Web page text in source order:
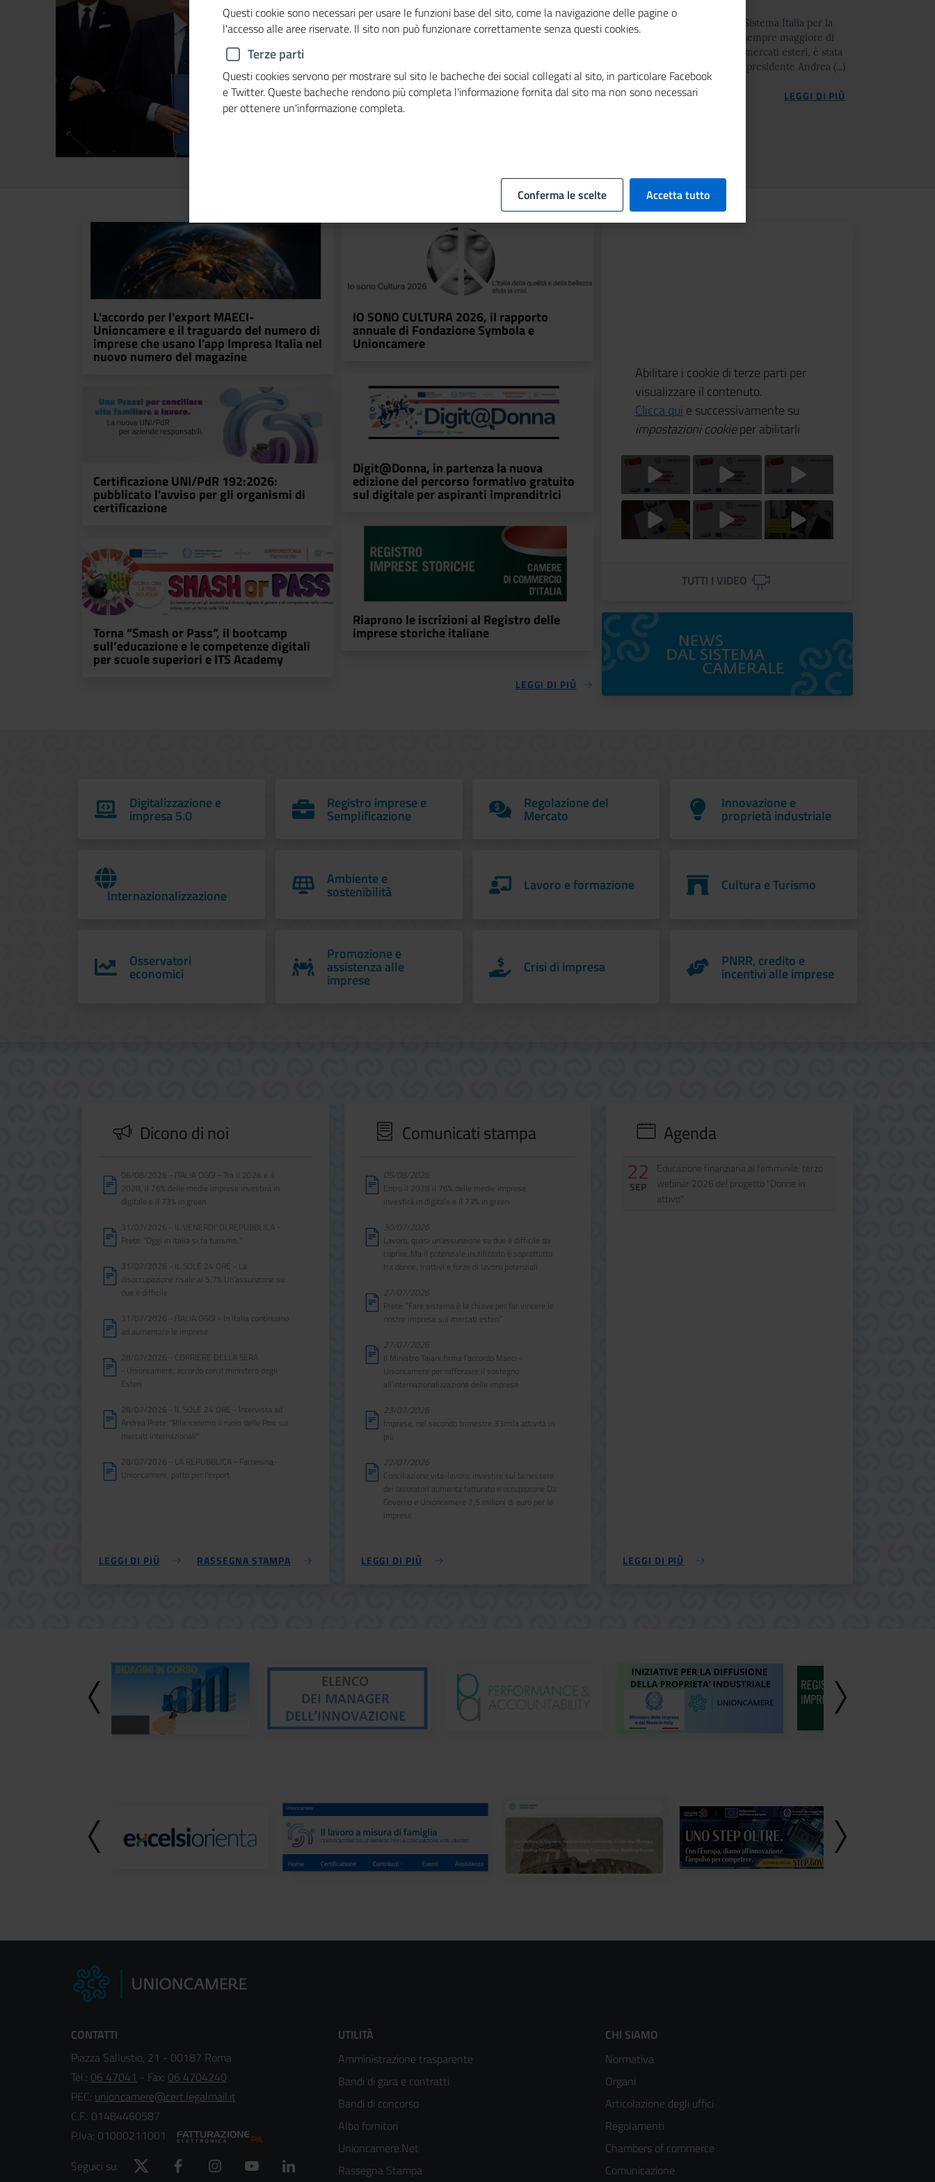
L’intesa, che riconosce Unioncamere tra gli attori del Sistema Italia per la
crescita dell’export e punta a coinvolgere un numero sempre maggiore di
imprese nei percorsi di accesso e consolidamento sui mercati esteri, è stata
firmata dal ministro degli Esteri, Antonio Tajani, e dal presidente Andrea (...)
LEGGI DI PIÙ
Abilitare i cookie di terze parti per
visualizzare il contenuto.
Clicca qui e successivamente su
impostazioni cookieper abilitarli
Titolo Video Titolo Video Titolo Video
Titolo Video Titolo Video Titolo Video
TUTTI I VIDEO
L'accordo per l'export MAECI-
Unioncamere e il traguardo del numero di
imprese che usano l'app Impresa Italia nel
nuovo numero del magazine
Certificazione UNI/PdR 192:2026:
pubblicato l'avviso per gli organismi di
certificazione
Torna “Smash or Pass”, il bootcamp
sull’educazione e le competenze digitali
per scuole superiori e ITS Academy
IO SONO CULTURA 2026, il rapporto
annuale di Fondazione Symbola e
Unioncamere
Digit@Donna, in partenza la nuova
edizione del percorso formativo gratuito
sul digitale per aspiranti imprenditrici
Riaprono le iscrizioni al Registro delle
imprese storiche italiane
LEGGI DI PIÙ
Digitalizzazione e
impresa 5.0
Registro imprese e
Semplificazione
Regolazione del
Mercato
Innovazione e
proprietà industriale
Internazionalizzazione
Ambiente e
sostenibilità Lavoro e formazione Cultura e Turismo
Osservatori
economici
Promozione e
assistenza alle
imprese
Crisi di impresa PNRR, credito e
incentivi alle imprese
Dicono di noi
06/08/2026 - ITALIA OGGI - Tra il 2026 e il
2028, il 76% delle medie imprese investirà in
digitale e il 73% in green
31/07/2026 - IL VENERDI' DI REPUBBLICA -
Prete: "Oggi in Italia si fa turismo..."
31/07/2026 - IL SOLE 24 ORE - La
disoccupazione risale al 5,7% Un'assunzione su
due è difficile
31/07/2026 - ITALIA OGGI - In Italia continuano
ad aumentare le imprese
28/07/2026 - CORRIERE DELLA SERA
- Unioncamere, accordo con il ministero degli
Esteri
28/07/2026 - IL SOLE 24 ORE - Intervista ad
Andrea Prete: "Rilanceremo il ruolo delle Pmi sui
mercati internazionali"
28/07/2026 - LA REPUBBLICA - Farnesina-
Unioncamere, patto per l'export
LEGGI DI PIÙ RASSEGNA STAMPA
Comunicati stampa
05/08/2026
Entro il 2028 il 76% delle medie imprese
investirà in digitale e il 73% in green
30/07/2026
Lavoro, quasi un'assunzione su due è difficile da
coprire. Ma il potenziale inutilizzato è soprattutto
tra donne, inattivi e forze di lavoro potenziali
27/07/2026
Prete: “Fare sistema è la chiave per far vincere le
nostre imprese sui mercati esteri”
27/07/2026
Il Ministro Tajani firma l’accordo Maeci–
Unioncamere per rafforzare il sostegno
all’internazionalizzazione delle imprese
23/07/2026
Imprese, nel secondo trimestre 33mila attività in
più
22/07/2026
Conciliazione vita-lavoro: investire sul benessere
dei lavoratori aumenta fatturato e occupazione Da
Governo e Unioncamere 7,5 milioni di euro per le
imprese
LEGGI DI PIÙ
Agenda
Data Evento
22
SEP
Educazione finanziaria al femminile: terzo
webinar 2026 del progetto "Donne in
attivo"
LEGGI DI PIÙ
CONTATTI
Piazza Sallustio, 21 - 00187 Roma
Tel.: 06 47041 - Fax: 06 4704240
PEC: unioncamere@cert.legalmail.it
C.F.: 01484460587
P.Iva: 01000211001
Seguici su:
Twitter Facebook Instagram YouTube
Footer
menù
colonna
2
UTILITÀ
Amministrazione trasparente
Bandi di gara e contratti
Bandi di concorso
Albo fornitori
Unioncamere.Net
Rassegna Stampa
Footer
menù
colonna
3
CHI SIAMO
Normativa
Organi
Articolazione degli uffici
Regolamenti
Chambers of commerce
Comunicazione
Questi cookie sono necessari per usare le funzioni base del sito, come la navigazione delle pagine o
l'accesso alle aree riservate. Il sito non può funzionare correttamente senza questi cookies.
Terze parti
Questi cookies servono per mostrare sul sito le bacheche dei social collegati al sito, in particolare Facebook
e Twitter. Queste bacheche rendono più completa l'informazione fornita dal sito ma non sono necessari
per ottenere un'informazione completa.
Conferma le scelte Accetta tutto